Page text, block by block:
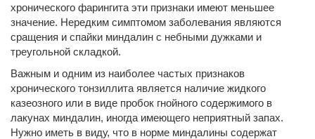
хронического фарингита эти признаки имеют меньшее
значение. Нередким симптомом заболевания являются
сращения и спайки миндалин с небными дужками и
треугольной складкой.
Важным и одним из наиболее частых признаков
хронического тонзиллита является наличие жидкого
казеозного или в виде пробок гнойного содержимого в
лакунах миндалин, иногда имеющего неприятный запах.
Нужно иметь в виду, что в норме миндалины содержат